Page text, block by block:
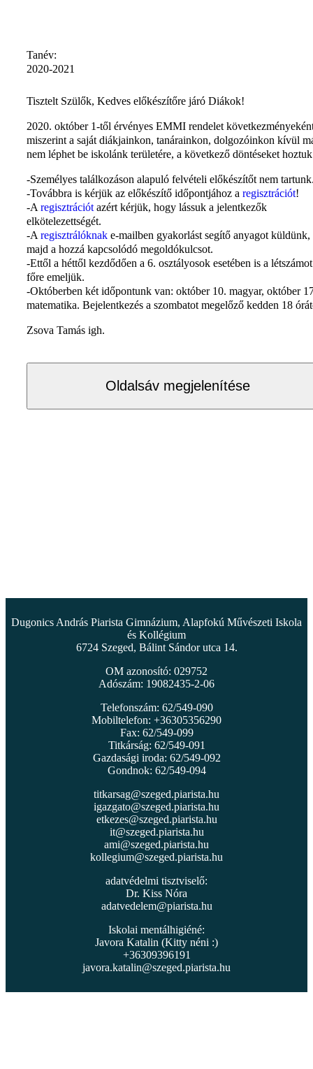
Tanév:
2020-2021
Tisztelt Szülők, Kedves előkészítőre járó Diákok!
2020. október 1-től érvényes EMMI rendelet
miszerint a saját diákjainkon, tanárainkon, dolgozóinkon kívül
nem léphet be iskolánk területére, a következő döntéseket
-Személyes találkozáson alapuló felvételi előkészítőt nem
-Továbbra is kérjük az előkészítő időpontjához a regisztrációt!
-A regisztrációt azért kérjük, hogy lássuk a jelentkezők
elkötelezettségét.
-A regisztrálóknak e-mailben gyakorlást segítő anyagot küldünk,
majd a hozzá kapcsolódó megoldókulcsot.
-Ettől a héttől kezdődően a 6. osztályosok esetében is a
főre emeljük.
-Októberben két időpontunk van: október 10. magyar, október
matematika. Bejelentkezés a szombatot megelőző kedden 18
Zsova Tamás igh.
Oldalsáv megjelenítése
Dugonics András Piarista Gimnázium, Alapfokú Művészeti Iskola
és Kollégium
6724 Szeged, Bálint Sándor utca 14.
OM azonosító: 029752
Adószám: 19082435-2-06
Telefonszám: 62/549-090
Mobiltelefon: +36305356290
Fax: 62/549-099
Titkárság: 62/549-091
Gazdasági iroda: 62/549-092
Gondnok: 62/549-094
titkarsag@szeged.piarista.hu
igazgato@szeged.piarista.hu
etkezes@szeged.piarista.hu
it@szeged.piarista.hu
ami@szeged.piarista.hu
kollegium@szeged.piarista.hu
adatvédelmi tisztviselő:
Dr. Kiss Nóra
adatvedelem@piarista.hu
Iskolai mentálhigiéné:
Javora Katalin (Kitty néni :)
+36309396191
javora.katalin@szeged.piarista.hu